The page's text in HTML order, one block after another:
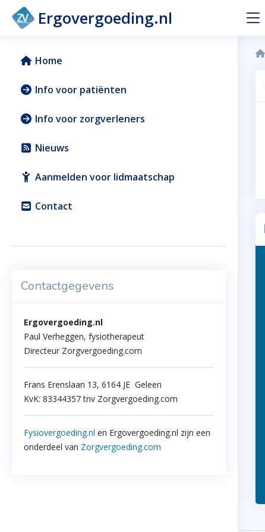
Ergovergoeding.nl
Home
Info voor patiënten
Info voor zorgverleners
Nieuws
Aanmelden voor lidmaatschap
Contact
Contactgegevens
Ergovergoeding.nl
Paul Verheggen, fysiotherapeut
Directeur Zorgvergoeding.com
Frans Erenslaan 13, 6164 JE Geleen
KvK: 83344357 tnv Zorgvergoeding.com
Fysiovergoeding.nl en Ergovergoeding.nl zijn een
onderdeel van Zorgvergoeding.com